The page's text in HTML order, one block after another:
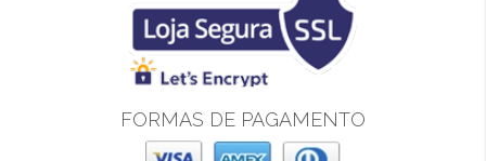
FORMAS DE PAGAMENTO